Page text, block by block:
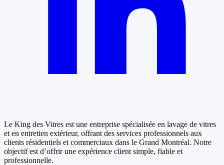
Le King des Vitres est une entreprise spécialisée en lavage de vitres
et en entretien extérieur, offrant des services professionnels aux
clients résidentiels et commerciaux dans le Grand Montréal. Notre
objectif est d’offrir une expérience client simple, fiable et
professionnelle.